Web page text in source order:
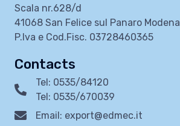
Scala nr.628/d
41068 San Felice sul Panaro Modena
P.Iva e Cod.Fisc. 03728460365
Contacts
Tel: 0535/84120
Tel: 0535/670039
Email: export@edmec.it